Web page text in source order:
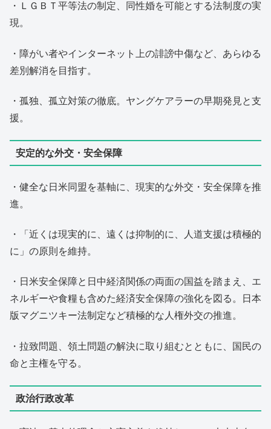
・ＬＧＢＴ平等法の制定、同性婚を可能とする法制度の実
現。
・障がい者やインターネット上の誹謗中傷など、あらゆる
差別解消を目指す。
・孤独、孤立対策の徹底。ヤングケアラーの早期発見と支
援。
安定的な外交・安全保障
・健全な日米同盟を基軸に、現実的な外交・安全保障を推
進。
・「近くは現実的に、遠くは抑制的に、人道支援は積極的
に」の原則を維持。
・日米安全保障と日中経済関係の両面の国益を踏まえ、エ
ネルギーや食糧も含めた経済安全保障の強化を図る。日本
版マグニツキー法制定など積極的な人権外交の推進。
・拉致問題、領土問題の解決に取り組むとともに、国民の
命と主権を守る。
政治行政改革